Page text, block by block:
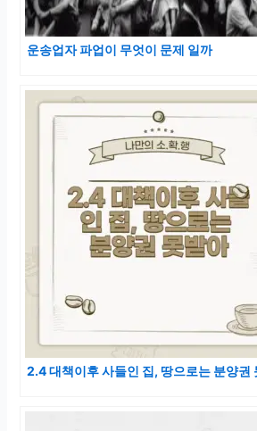
운송업자 파업이 무엇이 문제 일까
2.4 대책이후 사들인 집, 땅으로는 분양권